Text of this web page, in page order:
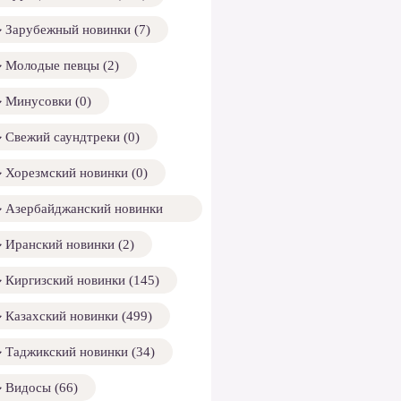
Зарубежный новинки (7)
Молодые певцы (2)
Минусовки (0)
Свежий саундтреки (0)
Хорезмский новинки (0)
Азербайджанский новинки
Иранский новинки (2)
Киргизский новинки (145)
Казахский новинки (499)
Таджикский новинки (34)
Видосы (66)